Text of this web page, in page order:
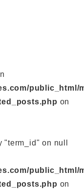
public_html/
on
"term_id" on null
public_html/
on